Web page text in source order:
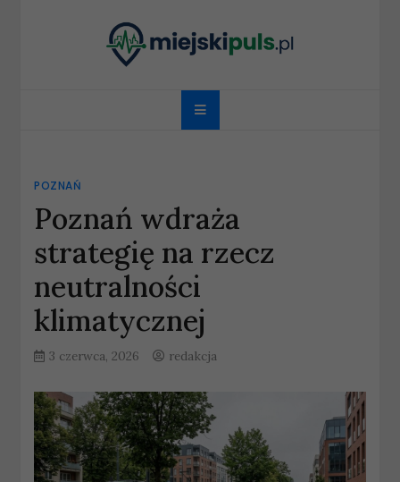
miejskipuls.pl
POZNAŃ
Poznań wdraża
strategię na rzecz
neutralności
klimatycznej
3 czerwca, 2026 redakcja